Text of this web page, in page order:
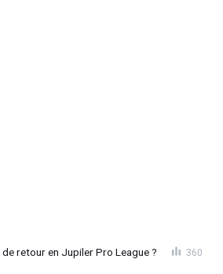
retour en Jupiler Pro League ? 360